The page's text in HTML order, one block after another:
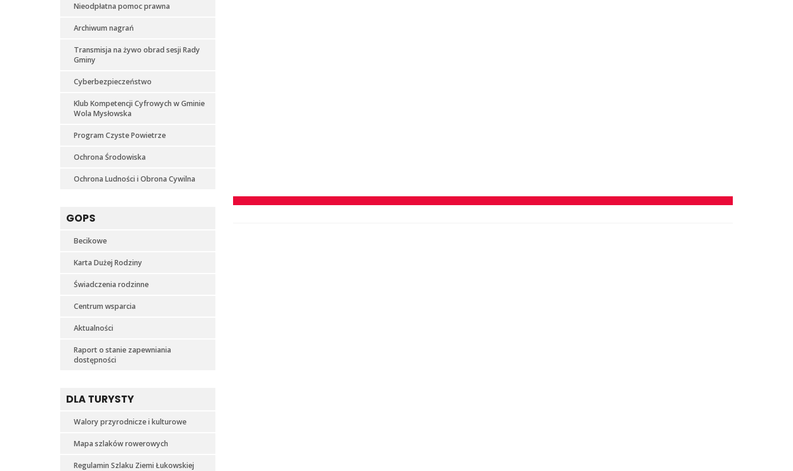
Nieodpłatna pomoc prawna
Archiwum nagrań
Transmisja na żywo obrad sesji Rady
Gminy
Cyberbezpieczeństwo
Klub Kompetencji Cyfrowych w Gminie
Wola Mysłowska
Program Czyste Powietrze
Ochrona Środowiska
Ochrona Ludności i Obrona Cywilna
GOPS
Becikowe
Karta Dużej Rodziny
Świadczenia rodzinne
Centrum wsparcia
Aktualności
Raport o stanie zapewniania
dostępności
DLA TURYSTY
Walory przyrodnicze i kulturowe
Mapa szlaków rowerowych
Regulamin Szlaku Ziemi Łukowskiej